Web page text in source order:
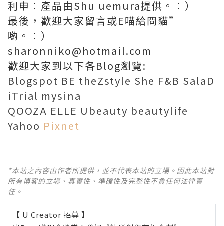
利申：產品由Shu uemura提供。：）
最後，歡迎大家留言或E喵給冏貓”
喲。：）
sharonniko@hotmail.com
歡迎大家到以下各Blog瀏覽:
Blogspot BE theZstyle She F&B SalaD
iTrial mysina
QOOZA ELLE Ubeauty beautylife
Yahoo Pixnet
*本站之內容由作者所提供，並不代表本站的立場。因此本站對
所有博客的立場、真實性、準確性及完整性不負任何法律責
任。
【 U Creator 招募 】